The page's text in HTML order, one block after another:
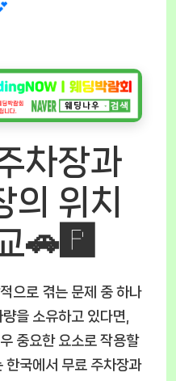
차장과
의 위치
🚗🅿️
으로 겪는 문제 중 하나
을 소유하고 있다면,
중요한 요소로 작용할
한국에서 무료 주차장과